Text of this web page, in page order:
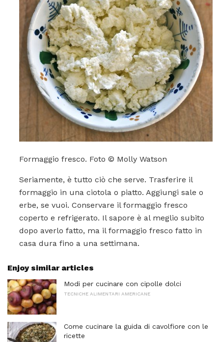
Formaggio fresco. Foto © Molly Watson
Seriamente, è tutto ciò che serve. Trasferire il
formaggio in una ciotola o piatto. Aggiungi sale o
erbe, se vuoi. Conservare il formaggio fresco
coperto e refrigerato. Il sapore è al meglio subito
dopo averlo fatto, ma il formaggio fresco fatto in
casa dura fino a una settimana.
Enjoy similar articles
Modi per cucinare con cipolle dolci
TECNICHE ALIMENTARI AMERICANE
Come cucinare la guida di cavolfiore con le
ricette